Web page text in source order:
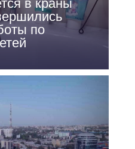
в краны
по